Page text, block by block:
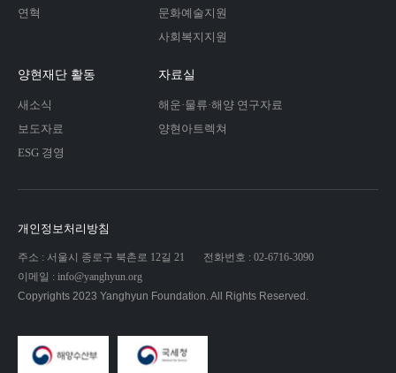
연혁
문화예술지원
사회복지지원
양현재단 활동
새소식
보도자료
ESG 경영
자료실
해운·물류·해양 연구자료
양현아트렉쳐
개인정보처리방침
주소 : 서울시 종로구 북촌로 12길 21
전화번호 : 02-6716-3090
이메일 : info@yanghyun.org
Copyrights 2023 Yanghyun Foundation. All Rights Reserved.